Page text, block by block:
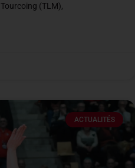
(TLM),
ACTUALITÉS